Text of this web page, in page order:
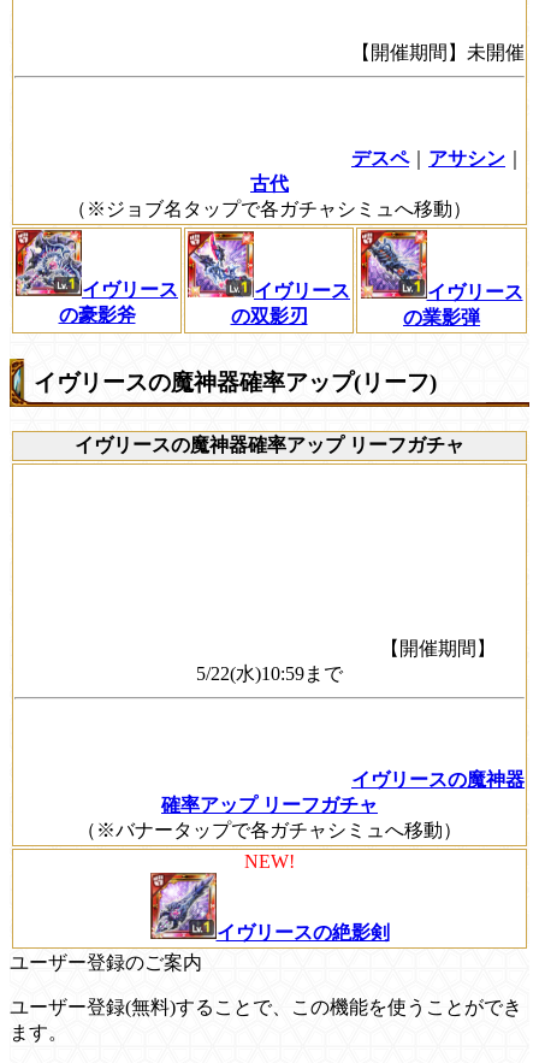
【開催期間】未開催
デスペ｜ アサシン
古代
（※ジョブ名タップで各ガチャシミュへ移動）
イヴリース
の豪影斧
イヴリース
の双影刃
イヴリース
の業影弾
イヴリースの魔神器確率アップ(リーフ)
イヴリースの魔神器確率アップ リーフガチャ
【開催期間】
5/22(水)10:59まで
イヴリースの魔神器
確率アップ リーフガチャ
（※バナータップで各ガチャシミュへ移動）
NEW!
イヴリースの絶影剣
ユーザー登録のご案内
ユーザー登録(無料)することで、この機能を使うことができ
ます。